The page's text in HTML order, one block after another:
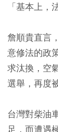
「基本上，
詹順貴直言
意修法的政
求汰換，空
選舉，再度
台灣對柴油
足，而遭遇